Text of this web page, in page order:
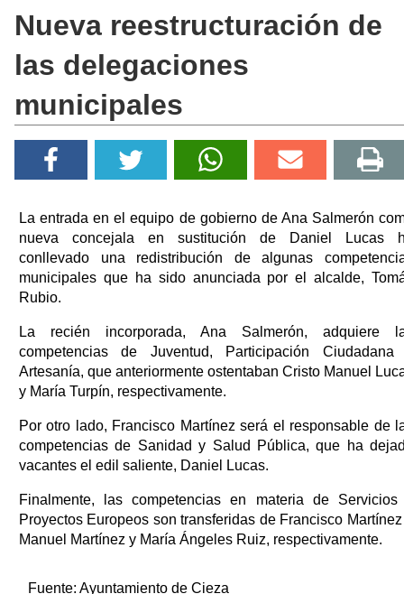
Nueva reestructuración de
las delegaciones
municipales
La entrada en el equipo de gobierno de Ana Salmerón
nueva concejala en sustitución de Daniel Lucas
conllevado una redistribución de algunas
municipales que ha sido anunciada por el alcalde,
Rubio.
La recién incorporada, Ana Salmerón, adquiere
competencias de Juventud, Participación Ciudadana
Artesanía, que anteriormente ostentaban Cristo Manuel
y María Turpín, respectivamente.
Por otro lado, Francisco Martínez será el responsable de
competencias de Sanidad y Salud Pública, que ha
vacantes el edil saliente, Daniel Lucas.
Finalmente, las competencias en materia de
Proyectos Europeos son transferidas de Francisco
Manuel Martínez y María Ángeles Ruiz, respectivamente.
Fuente: Ayuntamiento de Cieza